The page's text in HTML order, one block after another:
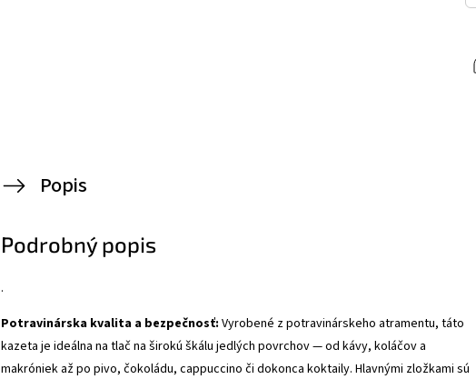
Popis
Podrobný popis
.
Potravinárska kvalita a bezpečnosť: Vyrobené z potravinárskeho atramentu, táto
kazeta je ideálna na tlač na širokú škálu jedlých povrchov — od kávy, koláčov a
makróniek až po pivo, čokoládu, cappuccino či dokonca koktaily. Hlavnými zložkami sú